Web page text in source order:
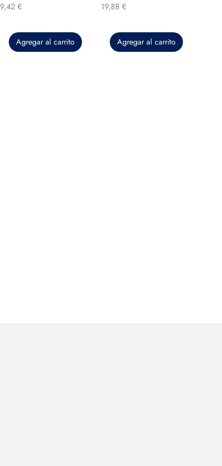
Precio
9,42 €
Agregar al carrito
Precio
19,88 €
Agregar al carrito